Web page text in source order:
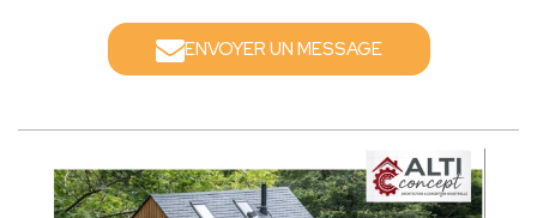
ENVOYER UN MESSAGE